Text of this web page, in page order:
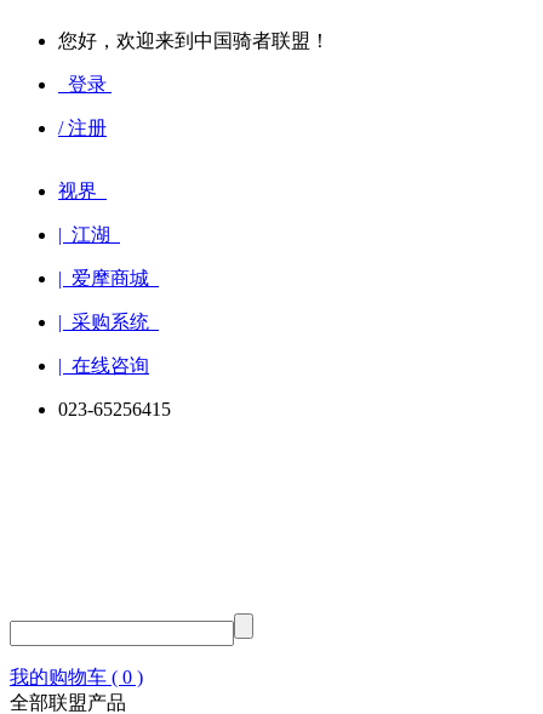
您好，欢迎来到中国骑者联盟！
登录
/ 注册
视界
| 江湖
| 爱摩商城
| 采购系统
| 在线咨询
023-65256415
我的购物车 ( 0 )
全部联盟产品